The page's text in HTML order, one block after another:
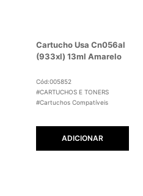
Cartucho Usa Cn056al
(933xl) 13ml Amarelo
Cód:005852
#CARTUCHOS E TONERS
#Cartuchos Compatíveis
ADICIONAR